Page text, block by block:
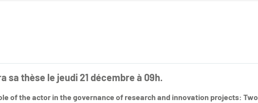
sa thèse le jeudi 21 décembre à 09h.
of the actor in the governance of research and innovation projects: Two